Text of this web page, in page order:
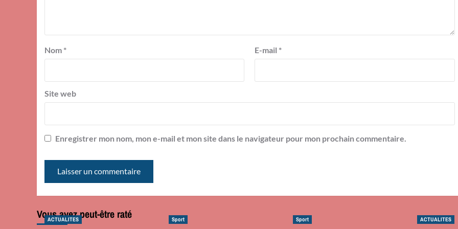
Nom * E-mail *
Site web
Enregistrer mon nom, mon e-mail et mon site dans le navigateur pour mon prochain commentaire.
Vous avez peut-être raté
ACTUALITES Sport Sport ACTUALITES